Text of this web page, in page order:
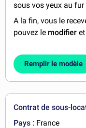
sous vos yeux au fur
A la fin, vous le
pouvez le modifier
Remplir le modèle
Contrat de sous-
Pays : France